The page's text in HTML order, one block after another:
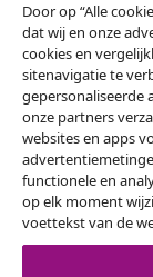
Zakelijk
vidaXL
Ontdek meer
Door op “Alle
dat wij en onze
cookies en
sitenavigatie te
gepersonaliseerde
onze partners
websites en apps
functionele en
op elk moment
voettekst van de